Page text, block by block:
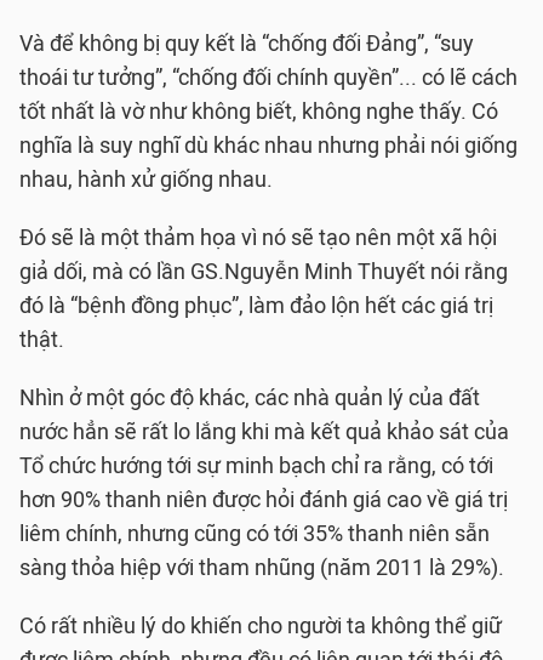
Và để không bị quy kết là “chống đối Đảng”, “suy
thoái tư tưởng”, “chống đối chính quyền”... có lẽ cách
tốt nhất là vờ như không biết, không nghe thấy. Có
nghĩa là suy nghĩ dù khác nhau nhưng phải nói giống
nhau, hành xử giống nhau.
Đó sẽ là một thảm họa vì nó sẽ tạo nên một xã hội
giả dối, mà có lần GS.Nguyễn Minh Thuyết nói rằng
đó là “bệnh đồng phục”, làm đảo lộn hết các giá trị
thật.
Nhìn ở một góc độ khác, các nhà quản lý của đất
nước hẳn sẽ rất lo lắng khi mà kết quả khảo sát của
Tổ chức hướng tới sự minh bạch chỉ ra rằng, có tới
hơn 90% thanh niên được hỏi đánh giá cao về giá trị
liêm chính, nhưng cũng có tới 35% thanh niên sẵn
sàng thỏa hiệp với tham nhũng (năm 2011 là 29%).
Có rất nhiều lý do khiến cho người ta không thể giữ